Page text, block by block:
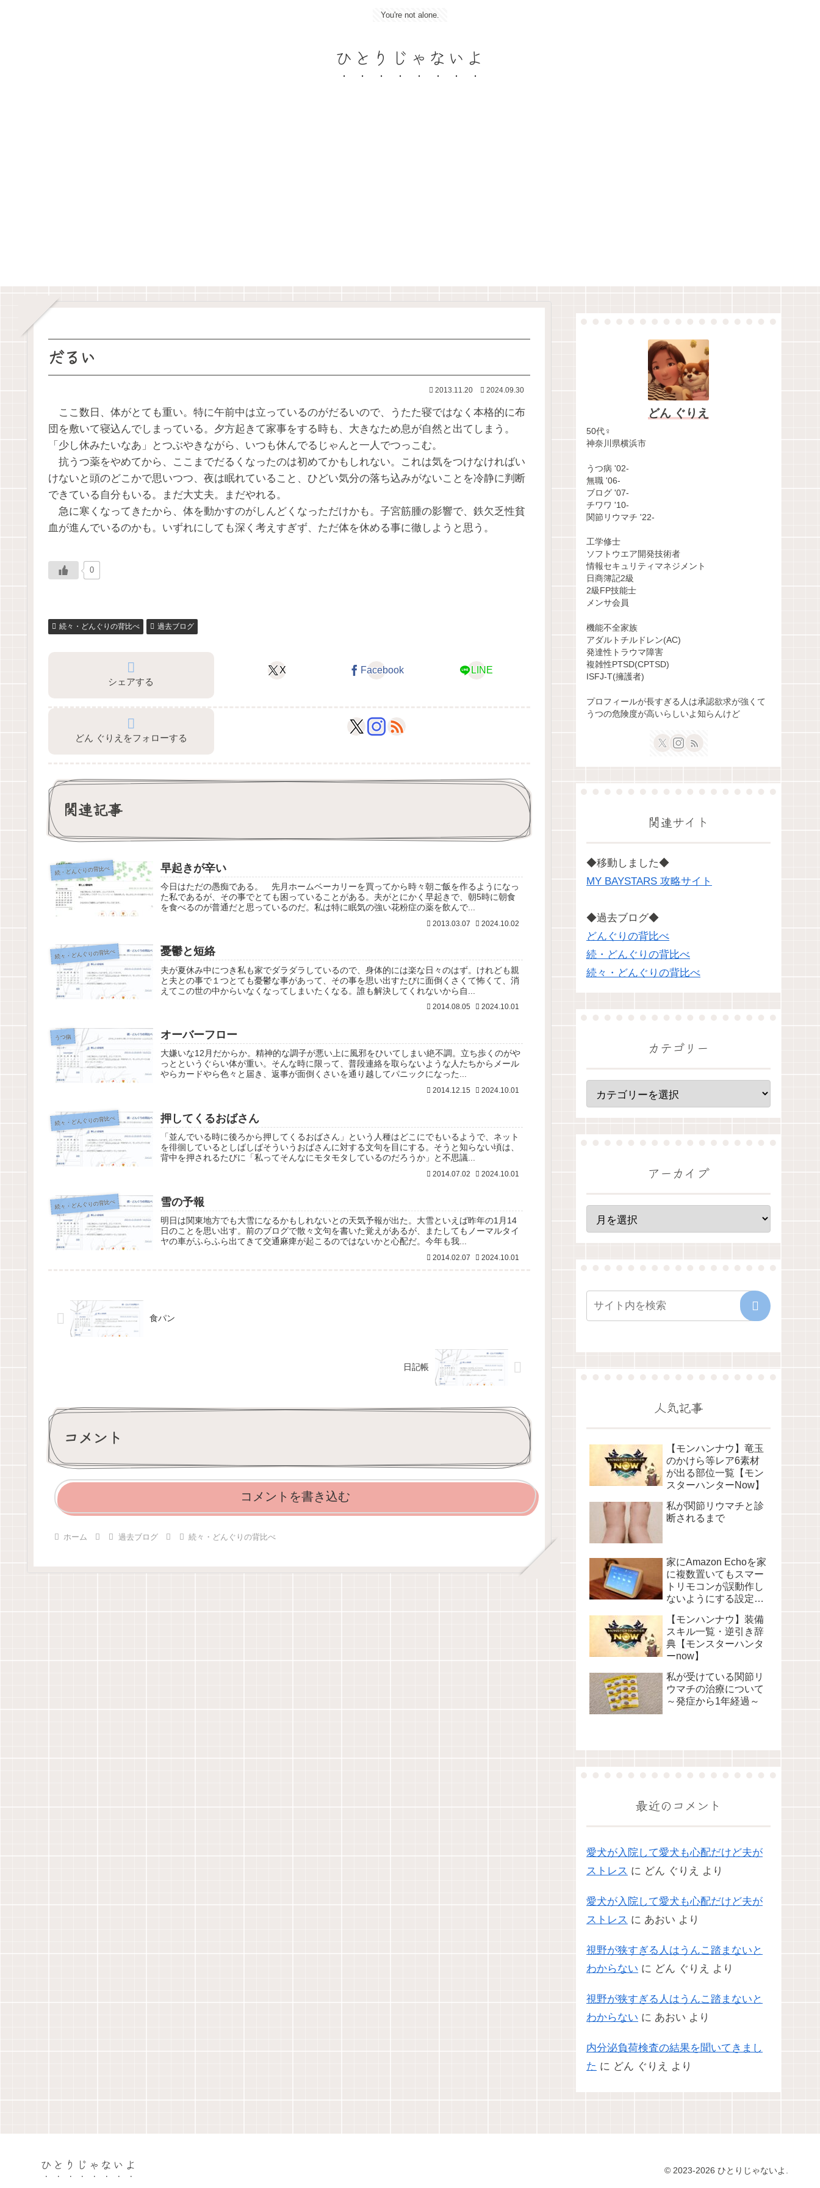
You're not alone.
ひとりじゃないよ
だるい
2013.11.20 2024.09.30
ここ数日、体がとても重い。特に午前中は立っているのがだるいので、うたた寝ではなく本格的に布
団を敷いて寝込んでしまっている。夕方起きて家事をする時も、大きなため息が自然と出てしまう。
「少し休みたいなあ」とつぶやきながら、いつも休んでるじゃんと一人でつっこむ。
抗うつ薬をやめてから、ここまでだるくなったのは初めてかもしれない。これは気をつけなければい
けないと頭のどこかで思いつつ、夜は眠れていること、ひどい気分の落ち込みがないことを冷静に判断
できている自分もいる。まだ大丈夫。まだやれる。
急に寒くなってきたから、体を動かすのがしんどくなっただけかも。子宮筋腫の影響で、鉄欠乏性貧
血が進んでいるのかも。いずれにしても深く考えすぎず、ただ体を休める事に徹しようと思う。
0
続々・どんぐりの背比べ 過去ブログ
シェアする
X Facebook LINE
どん ぐりえをフォローする
関連記事
続・どんぐりの背比べ 早起きが辛い
今日はただの愚痴である。 先月ホームベーカリーを買ってから時々朝ご飯を作るようになっ
た私であるが、その事でとても困っていることがある。夫がとにかく早起きで、朝5時に朝食
を食べるのが普通だと思っているのだ。私は特に眠気の強い花粉症の薬を飲んで...
2013.03.07 2024.10.02
続々・どんぐりの背比べ 憂鬱と短絡
夫が夏休み中につき私も家でダラダラしているので、身体的には楽な日々のはず。けれども親
と夫との事で１つとても憂鬱な事があって、その事を思い出すたびに面倒くさくて怖くて、消
えてこの世の中からいなくなってしまいたくなる。誰も解決してくれないから自...
2014.08.05 2024.10.01
うつ病 オーバーフロー
大嫌いな12月だからか。精神的な調子が悪い上に風邪をひいてしまい絶不調。立ち歩くのがや
っとというぐらい体が重い。そんな時に限って、普段連絡を取らないような人たちからメール
やらカードやら色々と届き、返事が面倒くさいを通り越してパニックになった...
2014.12.15 2024.10.01
続々・どんぐりの背比べ 押してくるおばさん
「並んでいる時に後ろから押してくるおばさん」という人種はどこにでもいるようで、ネット
を徘徊しているとしばしばそういうおばさんに対する文句を目にする。そうと知らない頃は、
背中を押されるたびに「私ってそんなにモタモタしているのだろうか」と不思議...
2014.07.02 2024.10.01
続々・どんぐりの背比べ 雪の予報
明日は関東地方でも大雪になるかもしれないとの天気予報が出た。大雪といえば昨年の1月14
日のことを思い出す。前のブログで散々文句を書いた覚えがあるが、またしてもノーマルタイ
ヤの車がふらふら出てきて交通麻痺が起こるのではないかと心配だ。今年も我...
2014.02.07 2024.10.01
食パン
日記帳
コメント
コメントを書き込む
ホーム 過去ブログ 続々・どんぐりの背比べ
どん ぐりえ
50代♀
神奈川県横浜市
うつ病 '02-
無職 '06-
ブログ '07-
チワワ '10-
関節リウマチ '22-
工学修士
ソフトウエア開発技術者
情報セキュリティマネジメント
日商簿記2級
2級FP技能士
メンサ会員
機能不全家族
アダルトチルドレン(AC)
発達性トラウマ障害
複雑性PTSD(CPTSD)
ISFJ-T(擁護者)
プロフィールが長すぎる人は承認欲求が強くて
うつの危険度が高いらしいよ知らんけど
関連サイト
◆移動しました◆
MY BAYSTARS 攻略サイト
◆過去ブログ◆
どんぐりの背比べ
続・どんぐりの背比べ
続々・どんぐりの背比べ
カテゴリー
アーカイブ
人気記事
【モンハンナウ】竜玉
のかけら等レア6素材
が出る部位一覧【モン
スターハンターNow】
私が関節リウマチと診
断されるまで
家にAmazon Echoを家
に複数置いてもスマー
トリモコンが誤動作し
ないようにする設定に
【モンハンナウ】装備
スキル一覧・逆引き辞
典【モンスターハンタ
ーnow】
私が受けている関節リ
ウマチの治療について
～発症から1年経過～
最近のコメント
愛犬が入院して愛犬も心配だけど夫が
ストレス に どん ぐりえ より
愛犬が入院して愛犬も心配だけど夫が
ストレス に あおい より
視野が狭すぎる人はうんこ踏まないと
わからない に どん ぐりえ より
視野が狭すぎる人はうんこ踏まないと
わからない に あおい より
内分泌負荷検査の結果を聞いてきまし
た に どん ぐりえ より
ひとりじゃないよ © 2023-2026 ひとりじゃないよ.